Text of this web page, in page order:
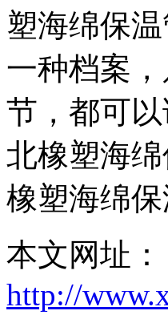
塑海绵保
一种档案
节，都可
北橡塑海
橡塑海绵
本文网址：
http://